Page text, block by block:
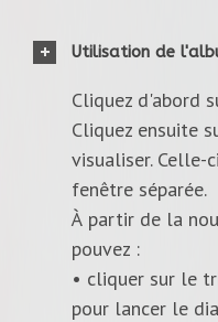
Utilisation de
Cliquez d'abord
Cliquez ensuite
visualiser. Celle-
fenêtre séparée.
À partir de la
pouvez :
• cliquer sur le
pour lancer le